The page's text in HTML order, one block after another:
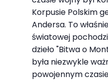
Korpusie Polskim
Andersa. To
światowej
dzieło "Bitwa o
była niezwykle
powojennym
najlepiej
podczas
twojego
przejścia na nią.
Jeśli odrzucisz
te pliki cookie,